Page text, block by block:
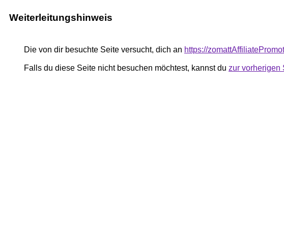
Weiterleitungshinweis
Die von dir besuchte Seite versucht, dich an https://
Falls du diese Seite nicht besuchen möchtest, kannst du zur vorherigen